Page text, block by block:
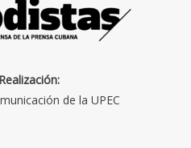
de la UPEC